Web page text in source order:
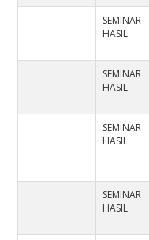
SEMINAR
HASIL
SEMINAR
HASIL
SEMINAR
HASIL
SEMINAR
HASIL